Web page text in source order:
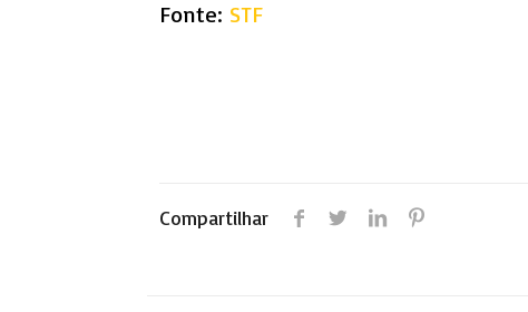
Fonte: STF
Compartilhar